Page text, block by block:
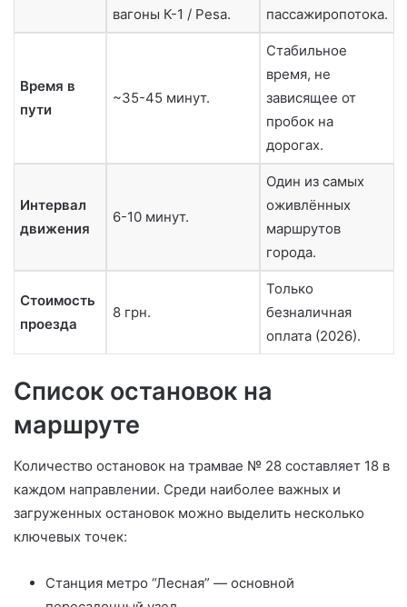
вагоны К-1 / Pesa.
пассажиропотока.
Время в
пути
~35-45 минут.
Стабильное
время, не
зависящее от
пробок на
дорогах.
Интервал
движения
6-10 минут.
Один из самых
оживлённых
маршрутов
города.
Стоимость
проезда
8 грн.
Только
безналичная
оплата (2026).
Список остановок на
маршруте
Количество остановок на трамвае № 28 составляет 18 в
каждом направлении. Среди наиболее важных и
загруженных остановок можно выделить несколько
ключевых точек:
Станция метро “Лесная” — основной